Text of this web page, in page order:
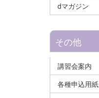
dマガジン
その他
講習会案内
各種申込用紙